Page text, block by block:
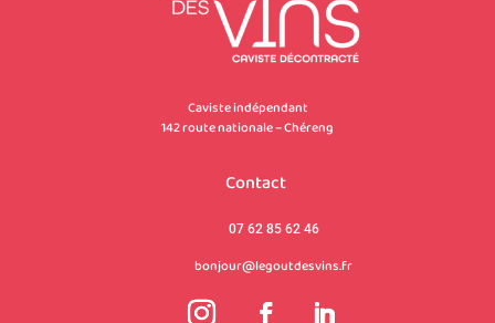
Caviste indépendant
142 route nationale – Chéreng
Contact
07 62 85 62 46
bonjour@legoutdesvins.fr